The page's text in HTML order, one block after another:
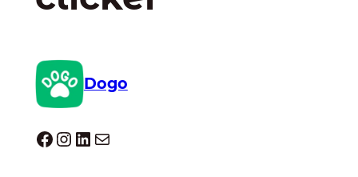
Dogo
Dogo facebook InstagramLinkedIn E-mail